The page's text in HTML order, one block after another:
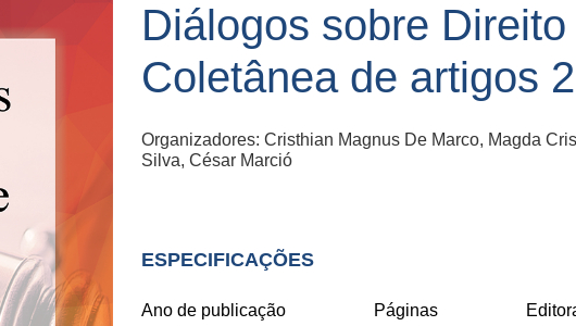
Diálogos sobre
Coletânea de artigos
Organizadores: Cristhian Magnus De Marco, Magda
Silva, César Marció
ESPECIFICAÇÕES
Ano de publicação
Páginas